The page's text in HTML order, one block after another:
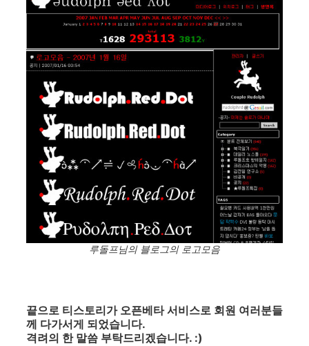
루돌프님의 블로그의 로고모음
끝으로 티스토리가 오픈베타 서비스로 회원 여러분들
께 다가서게 되었습니다.
격려의 한 말씀 부탁드리겠습니다. :)